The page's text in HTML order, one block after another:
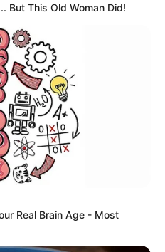
But This Old Woman Did!
Real Brain Age - Most